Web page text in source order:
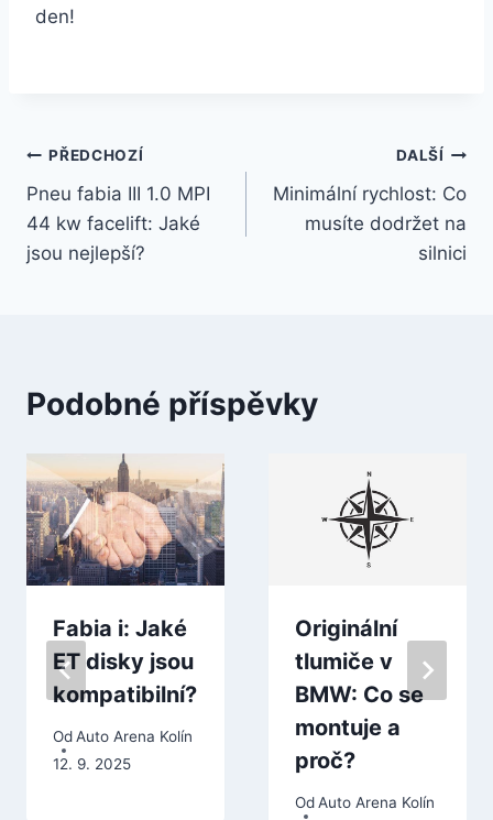
den!
Navigace
pro
příspěvek
PŘEDCHOZÍ
Pneu fabia III 1.0 MPI
44 kw facelift: Jaké
jsou nejlepší?
DALŠÍ
Minimální rychlost: Co
musíte dodržet na
silnici
Podobné příspěvky
Fabia i: Jaké
ET disky jsou
kompatibilní?
OdAuto Arena Kolín
12. 9. 2025
Originální
tlumiče v
BMW: Co se
montuje a
proč?
OdAuto Arena Kolín